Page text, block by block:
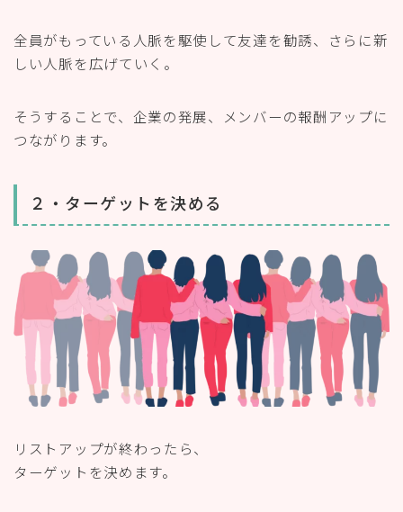
全員がもっている人脈を駆使して友達を勧誘、さらに新
しい人脈を広げていく。
そうすることで、企業の発展、メンバーの報酬アップに
つながります。
２・ターゲットを決める
リストアップが終わったら、
ターゲットを決めます。